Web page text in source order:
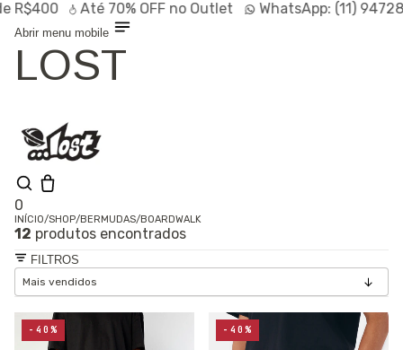
Até70% OFFno Outlet WhatsApp:(11) 94728-
Abrir menu mobile
LOST
0
Olá, visitante
Entrar /
Cadastrar
Shop
Linhas
Especiais
INÍCIO/SHOP/BERMUDAS/BOARDWALK
12 produtos encontrados
FILTROS
-40% -40%